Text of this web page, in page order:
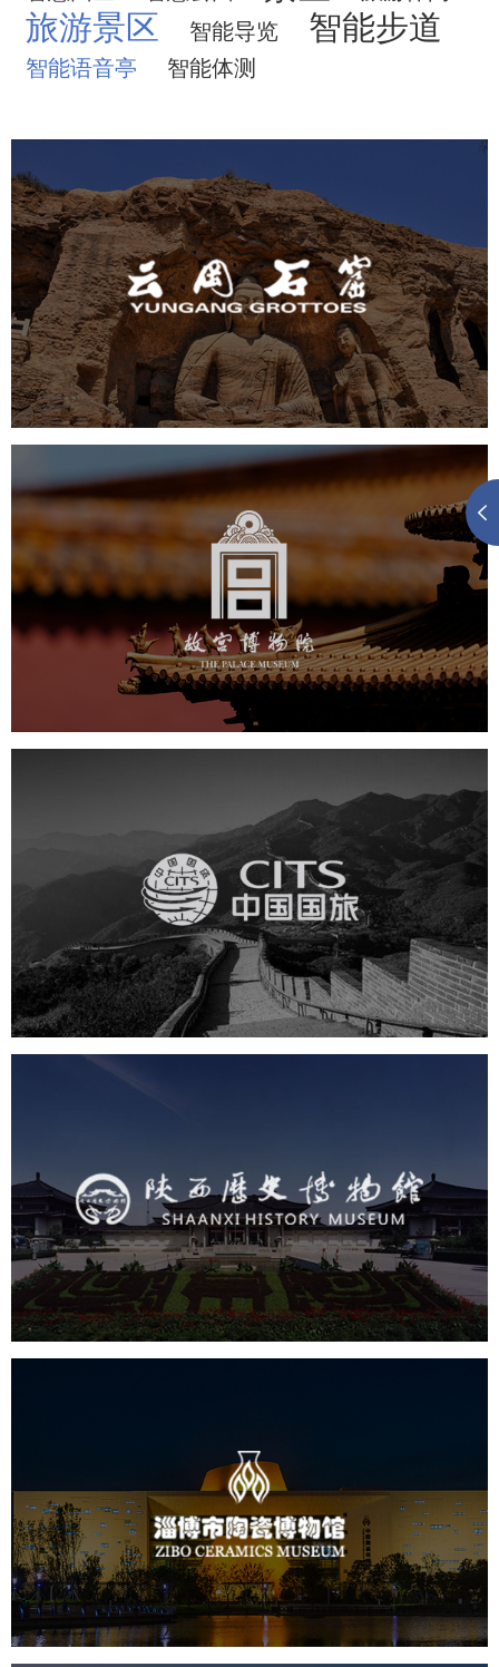
旅游景区 智能导览 智能步道
智能语音亭 智能体测
云冈石窟
旅游休闲 景区网站建设 品牌官网
网页设计
景区
故宫博物院
文化艺术 博物馆 智慧博物馆
博物馆网站建设
景区网站建设
文创商城 万能专题 网站代运营
中国国旅
旅游休闲 电商网站 网站建设
文化艺术 博物馆 智慧博物馆
博物馆网站建设
景区网站建设
淄博市陶瓷博物馆
文化艺术 博物馆 智慧博物馆
博物馆网站建设
景区网站建设